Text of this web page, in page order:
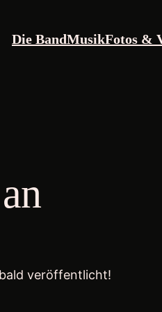
Die BandMusikFotos &
veröffentlicht!